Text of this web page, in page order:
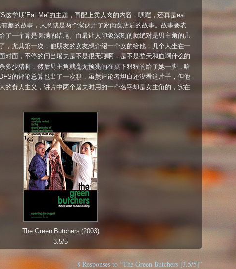
这学期”Eat Me”的主题，再配上卖人肉的内容，嘿嘿，还真是eat
趣的故事，大意就是两个家伙开了家肉食店后的故事。故事要表
了一个算是圆满的结尾。而最让人印象深刻的就绝对是男主角的几
，尤其第一次，他朋友的女友想介绍一个女的给他，几个人坐在一
对面，不停的问当屠夫是不是很无聊啊，是不是整天和血啊什么的
多少猪啊，然后男主角就毫无预兆的在桌下狠狠的给了她一脚，哈
的评论总算也出了一次糗，虽然评论者坦白还没看这片子，但他
的食人主义，讲片中两个屠夫时用的一个名字却是女主角的，实在
The Green Butchers (2003)
3.5/5
8 Responses to “The Green Butchers [3.5/5]”